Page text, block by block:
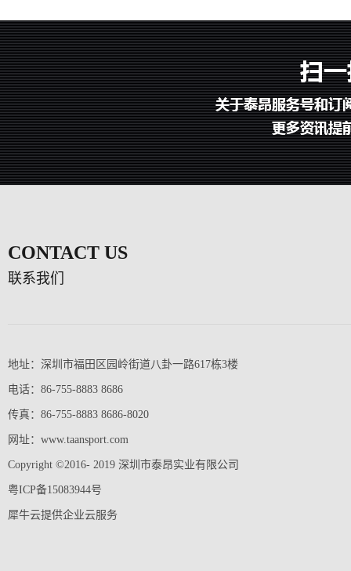
CONTACT US
联系我们
地址：深圳市福田区园岭街道八卦一路617栋3楼
电话：86-755-8883 8686
传真：86-755-8883 8686-8020
网址：www.taansport.com
Copyright ©2016- 2019 深圳市泰昂实业有限公司
粤ICP备15083944号
犀牛云提供企业云服务